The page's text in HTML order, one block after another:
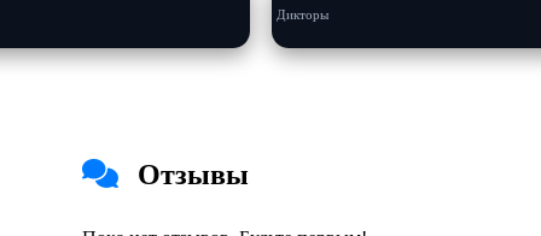
Дикторы
Отзывы